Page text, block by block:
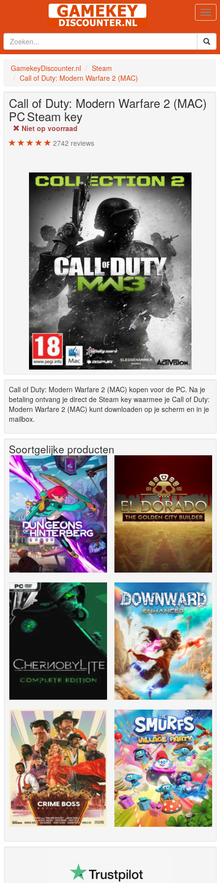
GamekeyDiscounter.nl
Steam
Call of Duty: Modern Warfare 2 (MAC)
Call of Duty: Modern Warfare 2 (MAC)
PCSteam key
Niet op voorraad
2742 reviews
Call of Duty: Modern Warfare 2 (MAC) kopen voor de PC. Na je
betaling ontvang je direct de Steam key waarmee je Call of Duty:
Modern Warfare 2 (MAC) kunt downloaden op je scherm en in je
mailbox.
Soortgelijke producten